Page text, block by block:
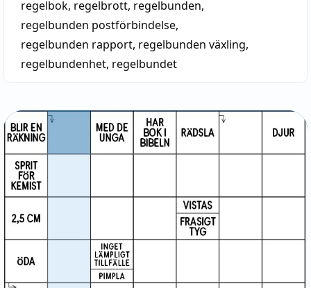
— Ett inhemskt ord för 'regel' är äldre nysvenska
låsadrag(h)Var. rer. 1538.
regelbok, regelbrott, regelbunden,
regelbunden postförbindelse,
regelbunden rapport, regelbunden växling,
regelbundenhet, regelbundet